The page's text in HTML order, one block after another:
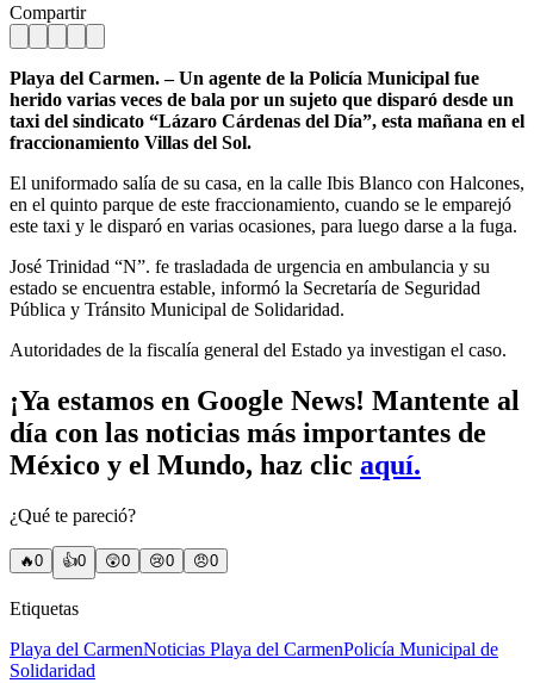
Compartir
Playa del Carmen. – Un agente de la Policía Municipal fue
herido varias veces de bala por un sujeto que disparó desde un
taxi del sindicato “Lázaro Cárdenas del Día”, esta mañana en el
fraccionamiento Villas del Sol.
El uniformado salía de su casa, en la calle Ibis Blanco con Halcones,
en el quinto parque de este fraccionamiento, cuando se le emparejó
este taxi y le disparó en varias ocasiones, para luego darse a la fuga.
José Trinidad “N”. fe trasladada de urgencia en ambulancia y su
estado se encuentra estable, informó la Secretaría de Seguridad
Pública y Tránsito Municipal de Solidaridad.
Autoridades de la fiscalía general del Estado ya investigan el caso.
¡Ya estamos en Google News! Mantente al
día con las noticias más importantes de
México y el Mundo, haz clic aquí.
¿Qué te pareció?
🔥0 👍0 😲0 😢0 😠0
Etiquetas
Playa del CarmenNoticias Playa del CarmenPolicía Municipal de
Solidaridad